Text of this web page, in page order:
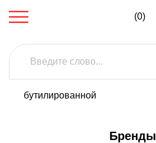
(0)
AVIJET BW5005
бутилированной
ПОДРОБНЕЕБренды